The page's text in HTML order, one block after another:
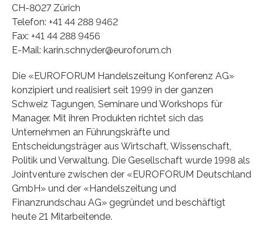
CH-8027 Zürich
Telefon: +41 44 288 9462
Fax: +41 44 288 9456
E-Mail: karin.schnyder@euroforum.ch
Die «EUROFORUM Handelszeitung Konferenz AG»
konzipiert und realisiert seit 1999 in der ganzen
Schweiz Tagungen, Seminare und Workshops für
Manager. Mit ihren Produkten richtet sich das
Unternehmen an Führungskräfte und
Entscheidungsträger aus Wirtschaft, Wissenschaft,
Politik und Verwaltung. Die Gesellschaft wurde 1998 als
Jointventure zwischen der «EUROFORUM Deutschland
GmbH» und der «Handelszeitung und
Finanzrundschau AG» gegründet und beschäftigt
heute 21 Mitarbeitende.